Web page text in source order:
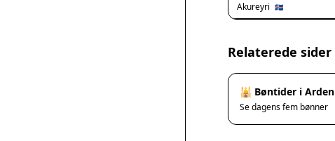
Akureyri 🇮🇸
Relaterede sider
🕌 Bøntider i Arden
Se dagens fem bønner